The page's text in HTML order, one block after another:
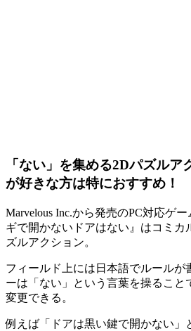
「ない」を集める2Dパズルア
が好きな方は特におすすめ！
Marvelous Inc.から発売のPC対応ゲ
ギで開かないドアはない 』はコミカ
ズルアクション。
フィールド上には日本語でルールが
ーは「 ない 」という言葉を操ること
変更できる。
例えば「 ドアは黒い鍵で開かない 」